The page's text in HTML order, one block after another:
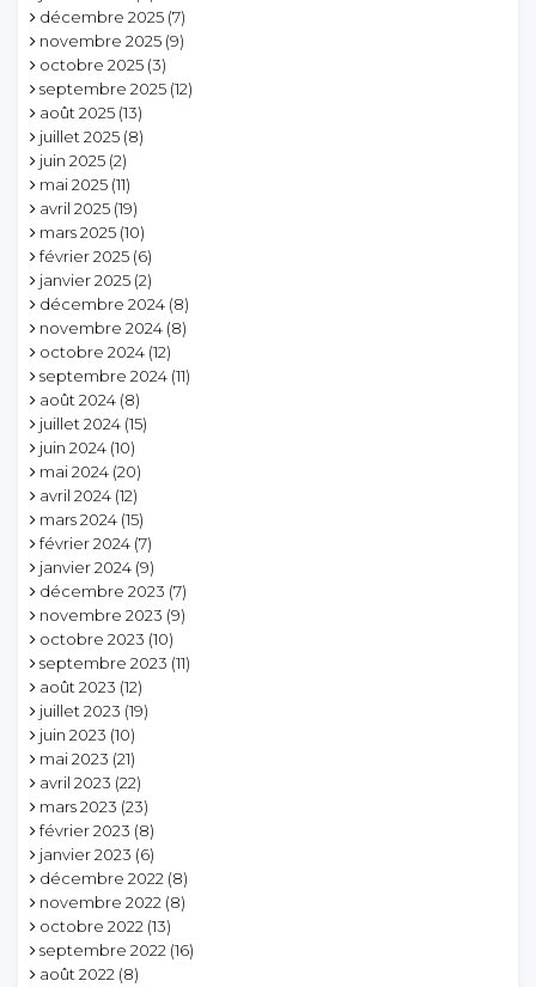
décembre 2025 (7)
novembre 2025 (9)
octobre 2025 (3)
septembre 2025 (12)
août 2025 (13)
juillet 2025 (8)
juin 2025 (2)
mai 2025 (11)
avril 2025 (19)
mars 2025 (10)
février 2025 (6)
janvier 2025 (2)
décembre 2024 (8)
novembre 2024 (8)
octobre 2024 (12)
septembre 2024 (11)
août 2024 (8)
juillet 2024 (15)
juin 2024 (10)
mai 2024 (20)
avril 2024 (12)
mars 2024 (15)
février 2024 (7)
janvier 2024 (9)
décembre 2023 (7)
novembre 2023 (9)
octobre 2023 (10)
septembre 2023 (11)
août 2023 (12)
juillet 2023 (19)
juin 2023 (10)
mai 2023 (21)
avril 2023 (22)
mars 2023 (23)
février 2023 (8)
janvier 2023 (6)
décembre 2022 (8)
novembre 2022 (8)
octobre 2022 (13)
septembre 2022 (16)
août 2022 (8)